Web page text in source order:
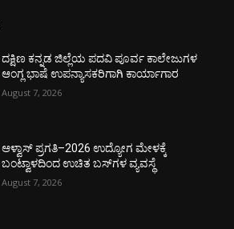
ದಕ್ಷಿಣ ಕನ್ನಡ ಜಿಲ್ಲೆಯ ಪದವಿ ಪೂರ್ವ ಕಾಲೇಜುಗಳ
ಆಂಗ್ಲ ಭಾಷೆ ಉಪನ್ಯಾಸಕರಿಗಾಗಿ ಕಾರ್ಯಾಗಾರ
August 7, 2026
ಆಳ್ವಾಸ್ ಪ್ರಗತಿ–2026 ಉದ್ಯೋಗ ಮೇಳಕ್ಕೆ
ಬಂಟ್ವಾಳದಿಂದ ಉಚಿತ ಬಸ್‌ಗಳ ವ್ಯವಸ್ಥೆ
August 7, 2026